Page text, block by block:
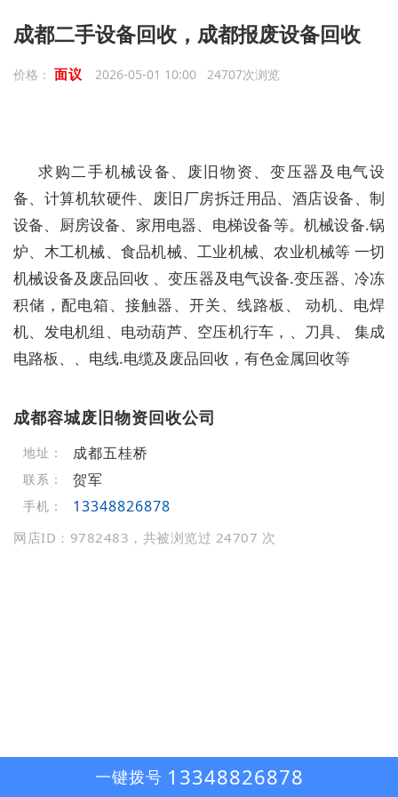
成都二手设备回收，成都报废设备回收
价格： 面议 2026-05-01 10:00 24707次浏览
求购二手机械设备、废旧物资、变压器及电气设
备、计算机软硬件、废旧厂房拆迁用品、酒店设备、制
设备、厨房设备、家用电器、电梯设备等。机械设备.锅
炉、木工机械、食品机械、工业机械、农业机械等 一切
机械设备及废品回收 、变压器及电气设备.变压器、冷冻
积储，配电箱、接触器、开关、线路板、 动机、电焊
机、发电机组、电动葫芦、空压机行车，、刀具、 集成
电路板、、电线.电缆及废品回收，有色金属回收等
成都容城废旧物资回收公司
地址： 成都五桂桥
联系： 贺军
手机： 13348826878
网店ID：9782483，共被浏览过 24707 次
一键拨号 13348826878